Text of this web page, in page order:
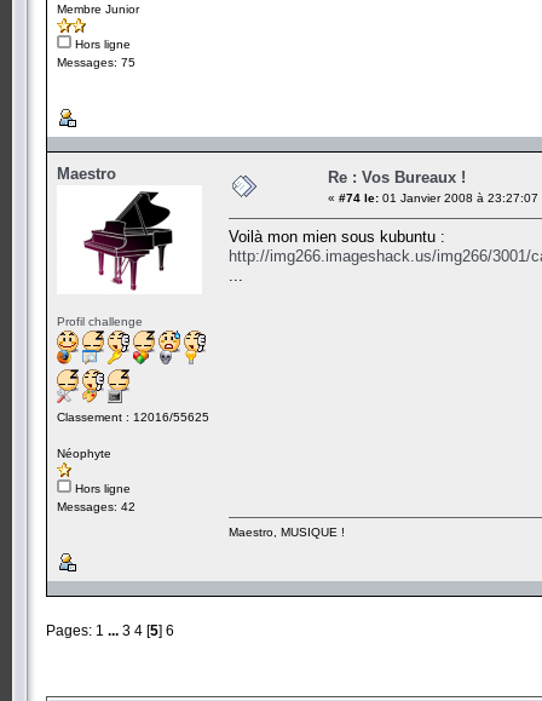
Membre Junior
Hors ligne
Messages: 75
Maestro
Profil challenge
Classement : 12016/55625
Néophyte
Hors ligne
Messages: 42
Re : Vos Bureaux !
« #74 le: 01 Janvier 2008 à 23:27:07
Voilà mon mien sous kubuntu :
http://img266.imageshack.us/img266/3001/
Maestro, MUSIQUE !
Pages: 1 ... 3 4 [5] 6